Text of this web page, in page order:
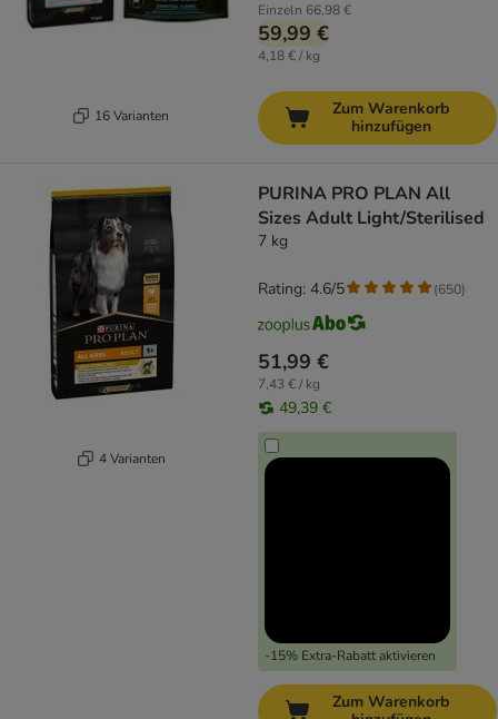
16 Varianten
Einzeln 66,98 €
59,99 €
4,18 € / kg
Zum Warenkorb
hinzufügen
4 Varianten
PURINA PRO PLAN All
Sizes Adult Light/Sterilised
7 kg
51,99 €
7,43 € / kg
49,39 €
-15% Extra-Rabatt aktivieren
Rating: 4.6/5 (650)
Zum Warenkorb